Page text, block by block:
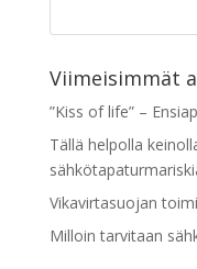
s
i
e
l
h
o
Viimeisimmät
”Kiss of life” –
Tällä helpolla
Vikavirtasuojan
Milloin tarvitaan